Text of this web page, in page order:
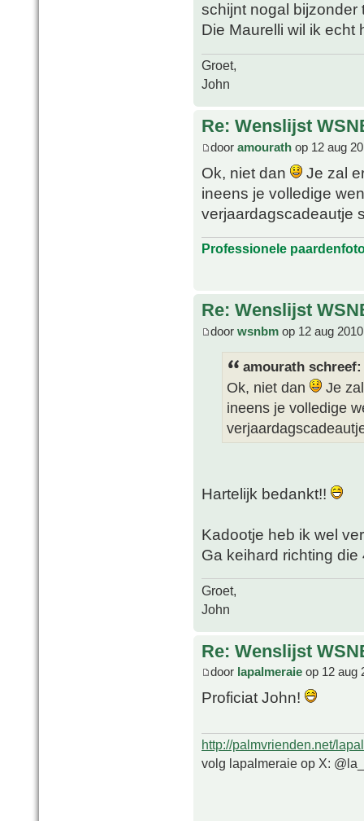
schijnt nogal bijzonder
Die Maurelli wil ik
Groet,
John
Re: Wenslijst
door amourath op 12 aug
Ok, niet dan
Je zal
ineens je volledige
verjaardagscadeautje
Professionele
Re: Wenslijst
door wsnbm op 12 aug
amourath schreef:
Ok, niet dan
Je
ineens je volledige
Hartelijk bedankt!!
Kadootje heb ik wel
Ga keihard richting die
Groet,
John
Re: Wenslijst
door lapalmeraie op 12 aug
Proficiat John!
http://palmvrienden.net/
volg lapalmeraie op X: